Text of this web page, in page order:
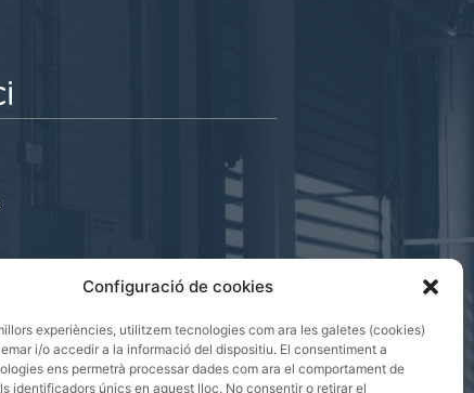
Configuració de cookies
experiències, utilitzem tecnologies com ara les galetes (cookies)
i/o accedir a la informació del dispositiu. El consentiment a
ens permetrà processar dades com ara el comportament de
identificadors únics en aquest lloc. No consentir o retirar el
Terrassa